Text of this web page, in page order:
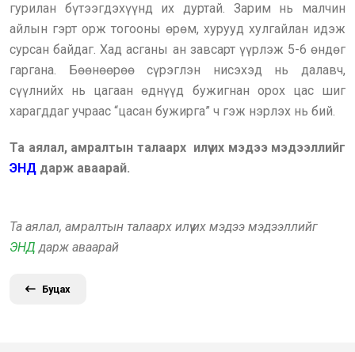
гурилан бүтээгдэхүүнд их дуртай. Зарим нь малчин
айлын гэрт орж тогооны өрөм, хурууд хулгайлан идэж
сурсан байдаг. Хад асганы ан завсарт үүрлэж 5-6 өндөг
гаргана. Бөөнөөрөө сүрэглэн нисэхэд нь далавч,
сүүлнийх нь цагаан өднүүд бужигнан орох цас шиг
харагддаг учраас “цасан бужирга” ч гэж нэрлэх нь бий.
Та аялал, амралтын талаарх илүү их мэдээ мэдээллийг
ЭНД дарж аваарай.
Та аялал, амралтын талаарх илүү их мэдээ мэдээллийг
ЭНД дарж аваарай
Буцах